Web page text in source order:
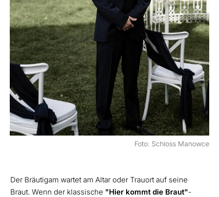
Foto: Schloss Manowce
Der Bräutigam wartet am Altar oder Trauort auf seine
Braut. Wenn der klassische "Hier kommt die Braut"-